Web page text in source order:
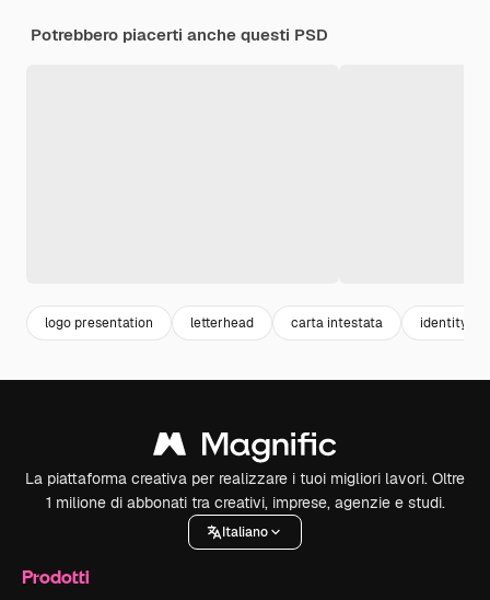
Potrebbero piacerti anche questi PSD
logo presentation letterhead carta intestata identity
La piattaforma creativa per realizzare i tuoi migliori lavori. Oltre
1 milione di abbonati tra creativi, imprese, agenzie e studi.
Italiano
Prodotti